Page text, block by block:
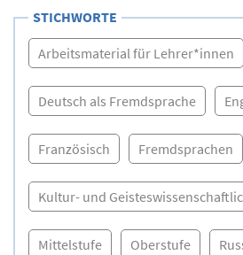
STICHWORTE
Arbeitsmaterial für Lehrer*innen
Deutsch als Fremdsprache
Französisch Fremdsprachen
Kultur- und
Mittelstufe Oberstufe